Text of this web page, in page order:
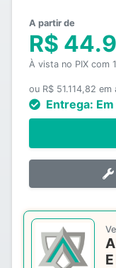
A partir de
R$
À vista no PIX com
ou R$ 51.114,82
Entrega: